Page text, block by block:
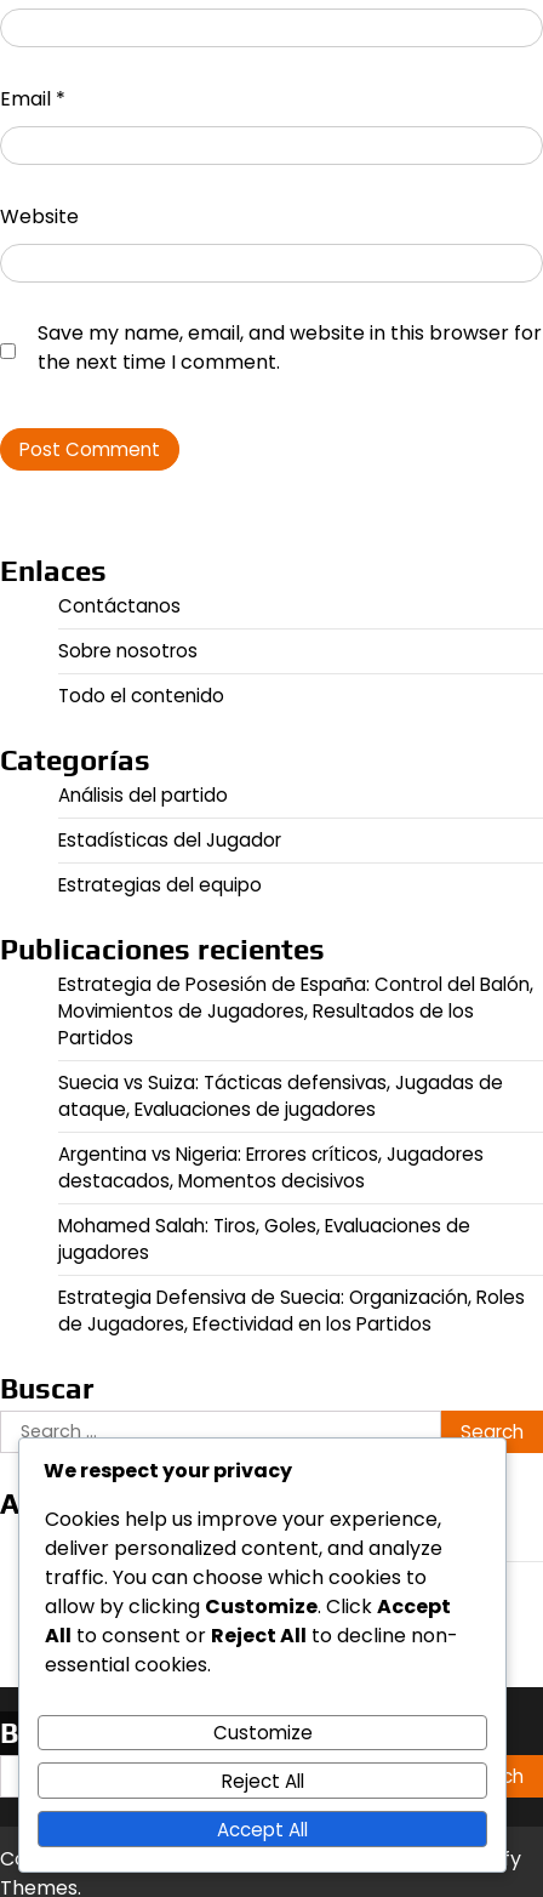
Email *
Website
Save my name, email, and website in this browser for
the next time I comment.
Enlaces
Contáctanos
Sobre nosotros
Todo el contenido
Categorías
Análisis del partido
Estadísticas del Jugador
Estrategias del equipo
Publicaciones recientes
Estrategia de Posesión de España: Control del Balón,
Movimientos de Jugadores, Resultados de los
Partidos
Suecia vs Suiza: Tácticas defensivas, Jugadas de
ataque, Evaluaciones de jugadores
Argentina vs Nigeria: Errores críticos, Jugadores
destacados, Momentos decisivos
Mohamed Salah: Tiros, Goles, Evaluaciones de
jugadores
Estrategia Defensiva de Suecia: Organización, Roles
de Jugadores, Efectividad en los Partidos
Buscar
Search
for:
Archivo
February 2026
January 2026
Buscar
Search
for:
Copyright © 2026
Artify
Themes.
We respect your privacy
Cookies help us improve your experience,
deliver personalized content, and analyze
traffic. You can choose which cookies to
allow by clicking Customize. ClickAccept
All to consent or Reject All to decline non-
essential cookies.
Customize
Reject All
Accept All